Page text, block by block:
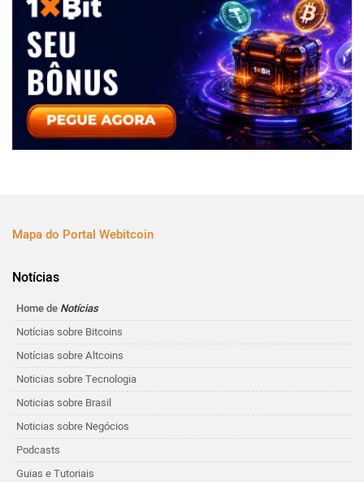
Mapa do Portal Webitcoin
Notícias
Home de Notícias
Notícias sobre Bitcoins
Notícias sobre Altcoins
Noticias sobre Tecnologia
Noticias sobre Brasil
Noticias sobre Negócios
Podcasts
Guias e Tutoriais